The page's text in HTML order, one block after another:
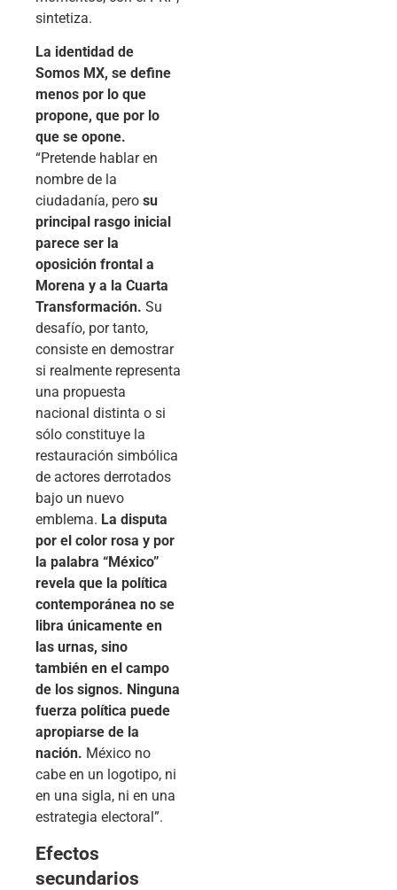
sintetiza.
La identidad de
Somos MX, se define
menos por lo que
propone, que por lo
que se opone.
“Pretende hablar en
nombre de la
ciudadanía, pero su
principal rasgo inicial
parece ser la
oposición frontal a
Morena y a la Cuarta
Transformación. Su
desafío, por tanto,
consiste en demostrar
si realmente representa
una propuesta
nacional distinta o si
sólo constituye la
restauración simbólica
de actores derrotados
bajo un nuevo
emblema. La disputa
por el color rosa y por
la palabra “México”
revela que la política
contemporánea no se
libra únicamente en
las urnas, sino
también en el campo
de los signos. Ninguna
fuerza política puede
apropiarse de la
nación. México no
cabe en un logotipo, ni
en una sigla, ni en una
estrategia electoral”.
Efectos
secundarios